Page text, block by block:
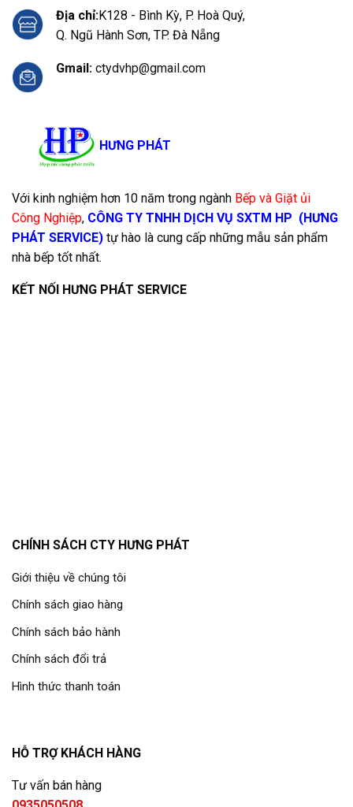
Địa chỉ:K128 - Bình Kỳ, P. Hoà Quý,
Q. Ngũ Hành Sơn, TP. Đà Nẵng
Gmail: ctydvhp@gmail.com
HƯNG PHÁT
Với kinh nghiệm hơn 10 năm trong ngành Bếp và Giặt ủi
Công Nghiệp, CÔNG TY TNHH DỊCH VỤ SXTM HP (HƯNG
PHÁT SERVICE) tự hào là cung cấp những mẫu sản phẩm
nhà bếp tốt nhất.
KẾT NỐI HƯNG PHÁT SERVICE
CHÍNH SÁCH CTY HƯNG PHÁT
Giới thiệu về chúng tôi
Chính sách giao hàng
Chính sách bảo hành
Chính sách đổi trả
Hình thức thanh toán
HỖ TRỢ KHÁCH HÀNG
Tư vấn bán hàng